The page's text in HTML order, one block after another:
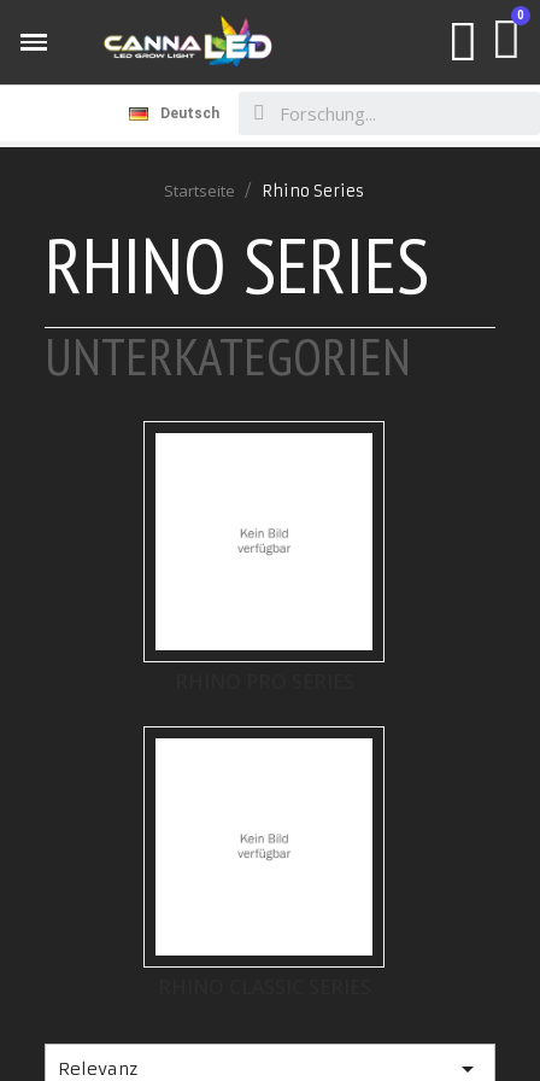
Deutsch
Startseite Rhino Series
RHINO SERIES
UNTERKATEGORIEN
Relevanz 